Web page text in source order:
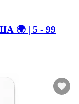
🌍 | 5 - 99